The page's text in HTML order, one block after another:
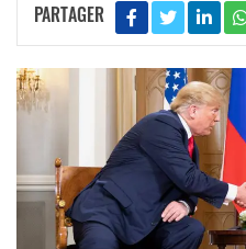
PARTAGER